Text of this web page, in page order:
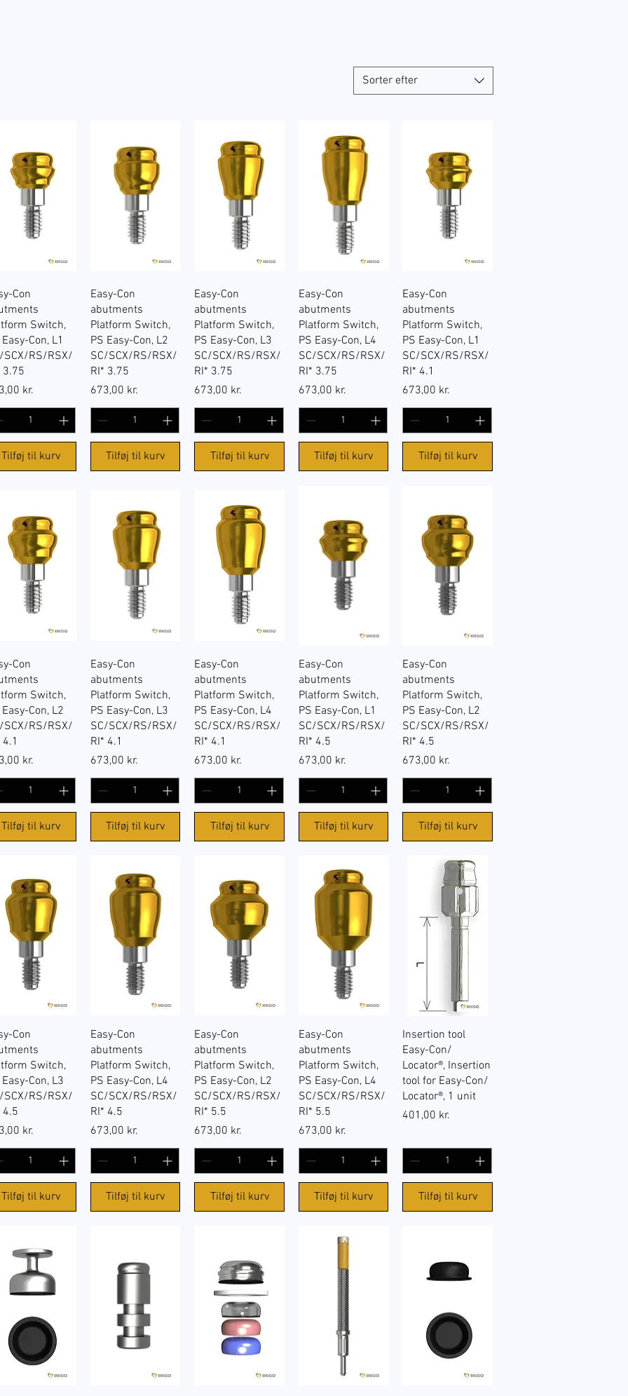
Sorter efter
Hurtigvisning
Con
Switch,
Con, L1
SCX/RS/RSX/
3.75
kr.
Tilføj til kurv
Hurtigvisning
Easy-Con
abutments
Platform Switch,
PS Easy-Con, L2
SC/SCX/RS/RSX/
RI* 3.75
Pris
673,00 kr.
Tilføj til kurv
Hurtigvisning
Easy-Con
abutments
Platform Switch,
PS Easy-Con, L3
SC/SCX/RS/RSX/
RI* 3.75
Pris
673,00 kr.
Tilføj til kurv
Hurtigvisning
Easy-Con
abutments
Platform Switch,
PS Easy-Con, L4
SC/SCX/RS/RSX/
RI* 3.75
Pris
673,00 kr.
Tilføj til kurv
Hurtigvisning
Easy-Con
abutments
Platform Switch,
PS Easy-Con, L1
SC/SCX/RS/RSX/
RI* 4.1
Pris
673,00 kr.
Tilføj til kurv
Hurtigvisning
Con
Switch,
Easy-Con, L2
SCX/RS/RSX/
kr.
Tilføj til kurv
Hurtigvisning
Easy-Con
abutments
Platform Switch,
PS Easy-Con, L3
SC/SCX/RS/RSX/
RI* 4.1
Pris
673,00 kr.
Tilføj til kurv
Hurtigvisning
Easy-Con
abutments
Platform Switch,
PS Easy-Con, L4
SC/SCX/RS/RSX/
RI* 4.1
Pris
673,00 kr.
Tilføj til kurv
Hurtigvisning
Easy-Con
abutments
Platform Switch,
PS Easy-Con, L1
SC/SCX/RS/RSX/
RI* 4.5
Pris
673,00 kr.
Tilføj til kurv
Hurtigvisning
Easy-Con
abutments
Platform Switch,
PS Easy-Con, L2
SC/SCX/RS/RSX/
RI* 4.5
Pris
673,00 kr.
Tilføj til kurv
Hurtigvisning
Con
Switch,
Easy-Con, L3
SCX/RS/RSX/
4.5
kr.
Tilføj til kurv
Hurtigvisning
Easy-Con
abutments
Platform Switch,
PS Easy-Con, L4
SC/SCX/RS/RSX/
RI* 4.5
Pris
673,00 kr.
Tilføj til kurv
Hurtigvisning
Easy-Con
abutments
Platform Switch,
PS Easy-Con, L2
SC/SCX/RS/RSX/
RI* 5.5
Pris
673,00 kr.
Tilføj til kurv
Hurtigvisning
Easy-Con
abutments
Platform Switch,
PS Easy-Con, L4
SC/SCX/RS/RSX/
RI* 5.5
Pris
673,00 kr.
Tilføj til kurv
Hurtigvisning
Insertion tool
Easy-Con/
Locator®, Insertion
tool for Easy-Con/
Locator®, 1 unit
Pris
401,00 kr.
Tilføj til kurv